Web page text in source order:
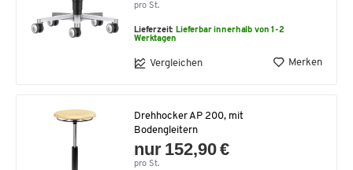
pro St.
Lieferzeit:Lieferbar innerhalb von 1-2
Werktagen
Vergleichen Merken
Drehhocker AP 200, mit
Bodengleitern
nur 152,90 €
pro St.